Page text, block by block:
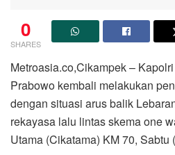
0
SHARES
Metroasia.co,Cikampek –
Prabowo kembali melakukan
dengan situasi arus balik
rekayasa lalu lintas skema one
Utama (Cikatama) KM 70, Sabtu